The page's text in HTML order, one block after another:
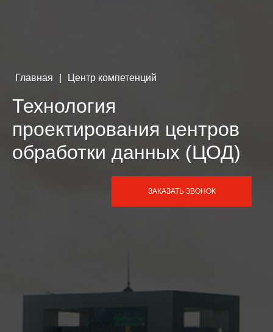
Главная Центр компетенций
Технология
проектирования центров
обработки данных (ЦОД)
ЗАКАЗАТЬ ЗВОНОК